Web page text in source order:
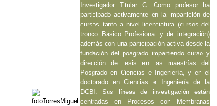
Investigador Titular C. Como profesor ha
participado activamente en la impartición de
cursos tanto a nivel licenciatura (cursos del
tronco Básico Profesional y de integración)
además con una participación activa desde la
fundación del posgrado impartiendo curso y
dirección de tesis en las maestrías del
Posgrado en Ciencias e Ingeniería, y en el
doctorado en Ciencias e Ingeniería de la
DCBI. Sus líneas de investigación están
centradas en Procesos con Membranas